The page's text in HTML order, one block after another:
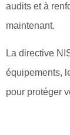
audits et à
maintenant.
La directive
équipements,
pour protéger